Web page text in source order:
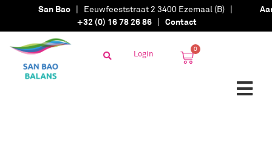
San Bao | Eeuwfeeststraat 2 3400 Ezemaal (B) |
+32 (0) 16 78 26 86 | Contact
Login 0